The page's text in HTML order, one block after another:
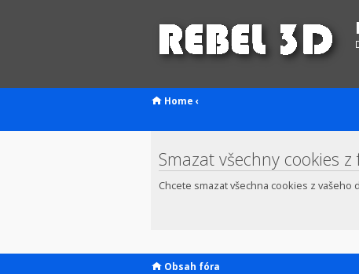
Home ‹
Smazat všechny cookies z
Chcete smazat všechna cookies z
Obsah fóra